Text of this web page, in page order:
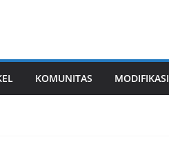
KOMUNITAS MODIFIKASI